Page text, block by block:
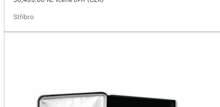
Stříbro